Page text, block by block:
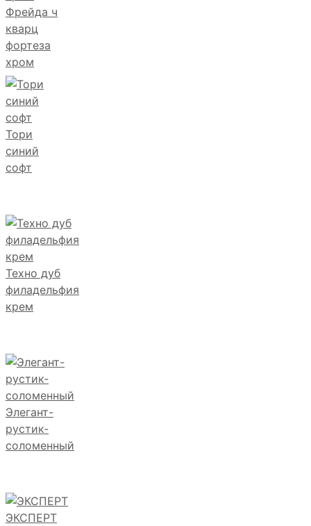
Фрейда ч
кварц
фортеза
хром
Тори
синий
софт
Техно дуб
филадельфия
крем
Элегант-
рустик-
соломенный
ЭКСПЕРТ